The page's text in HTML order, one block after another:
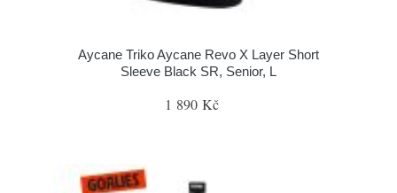
Aycane Triko Aycane Revo X Layer Short
Sleeve Black SR, Senior, L
1 890 Kč